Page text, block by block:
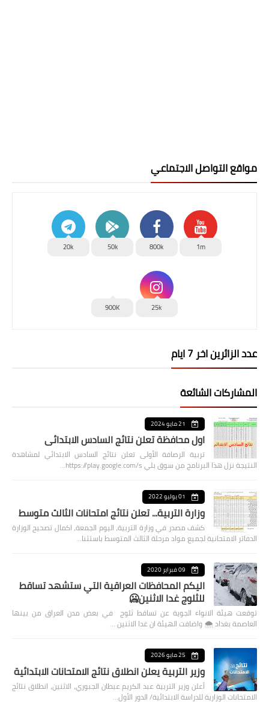
مواقع التواصل الاجتماعي
1m
800k
50k
20k
25k
900K
عدد الزائرين اخر 7 ايام
المشاركات الشائعة
21 مايو 2024
اول محافظة تعلن نتائج السادس الابتدائي
تربية الرصافة الأولى تعلن نتائج السادس الابتدائي لمشاهدة
النتيجة نزل هذا البرنامج من سوق بلي https://play.google.com/s…
01 يوليو 2022
وزارة التربية... تعلن نتائج امتحانات الثالث متوسط
كشف مصدر في وزارة التربية، اليوم الجمعة، اكمال تصحيح الوزارة
الدفاتر الامتحانية لجميع مواد مرحلة الثالث المتوسط باستثنا…
09 فبراير 2020
اليكم المحافظات العراقية التي ستشهد تساقط
للثلوج غدا الاثنين🥶
توقعت هيئة الانواء الجوية عن تساقط ثلوج في بعض مدن العراق من بينها
العاصمة بغداد ⁦🌨️⁩ واضافت الهيئة ان غدا الاثنين …
25 مايو 2026
وزير التربية يعلن انطلاق نتائج الامتحانات الابتدائية
أعلن وزير التربية عبد الكريم عبطان الجبوري، الاثنين، انطلاق نتائج
الامتحانات الوزارية للدراسة الابتدائية/ الدور الأول…